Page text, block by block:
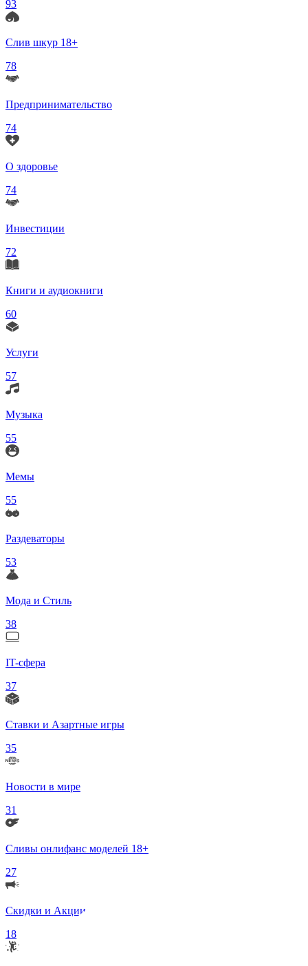
93
Слив шкур 18+
78
Предпринимательство
74
О здоровье
74
Инвестиции
72
Книги и аудиокниги
60
Услуги
57
Музыка
55
Мемы
55
Раздеваторы
53
Мода и Стиль
38
IT-сфера
37
Ставки и Азартные игры
35
Новости в мире
31
Сливы онлифанс моделей 18+
27
Скидки и Акции
18